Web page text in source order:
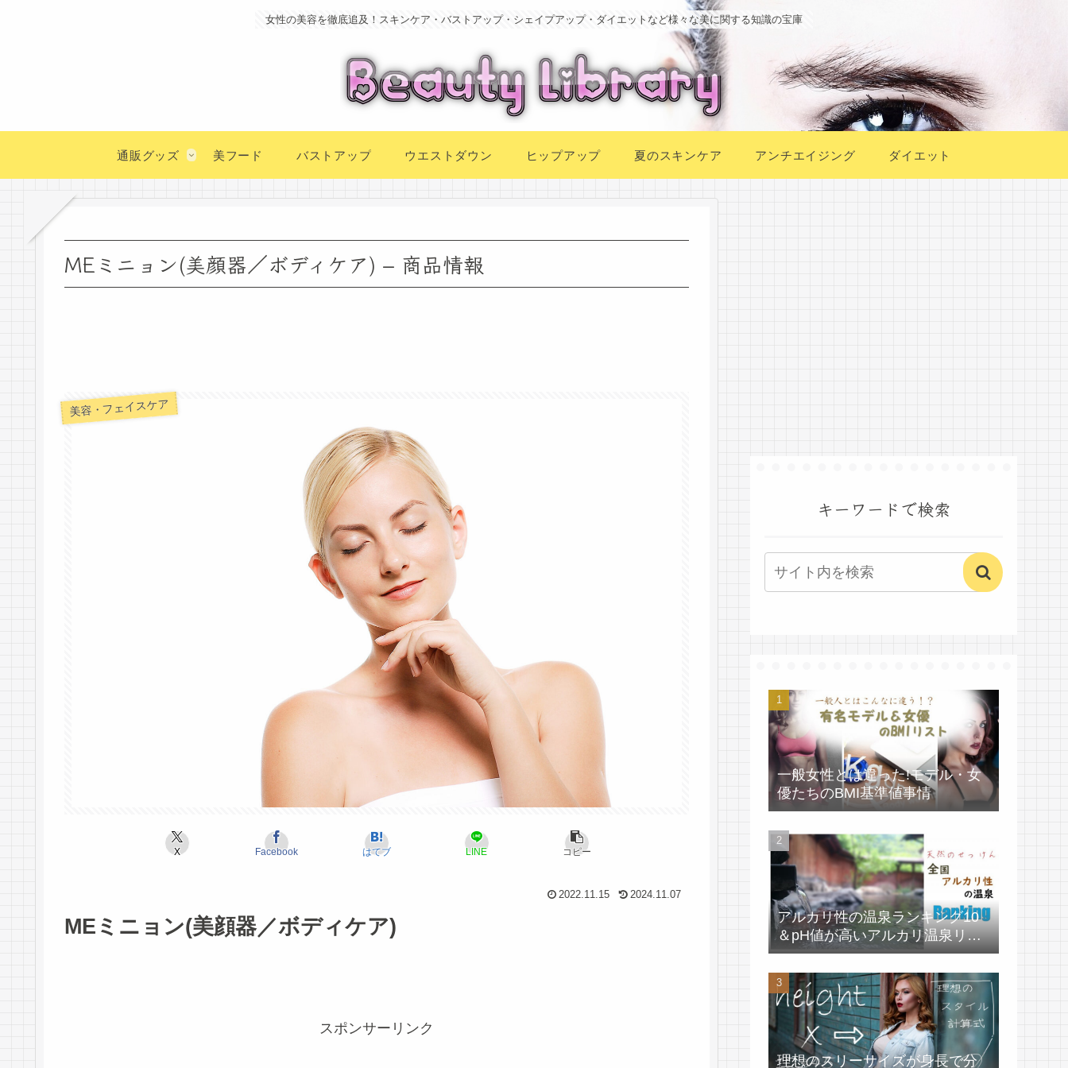
女性の美容を徹底追及！スキンケア・バストアップ・シェイプアップ・ダイエットなど様々な美に関する知識の宝庫
通販グッズ 美フード バストアップ ウエストダウン ヒップアップ 夏のスキンケア アンチエイジング ダイエット
MEミニョン(美顔器／ボディケア) – 商品情報
美容・フェイスケア
X Facebook はてブ LINE コピー
2022.11.15 2024.11.07
MEミニョン(美顔器／ボディケア)
スポンサーリンク
キーワードで検索
一般女性とは違った!モデル・女
優たちのBMI基準値事情
アルカリ性の温泉ランキング10
＆pH値が高いアルカリ温泉リス
ト
理想のスリーサイズが身長で分